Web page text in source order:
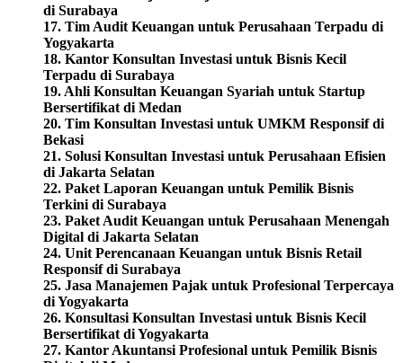
di Surabaya
17. Tim Audit Keuangan untuk Perusahaan Terpadu di
Yogyakarta
18. Kantor Konsultan Investasi untuk Bisnis Kecil
Terpadu di Surabaya
19. Ahli Konsultan Keuangan Syariah untuk Startup
Bersertifikat di Medan
20. Tim Konsultan Investasi untuk UMKM Responsif di
Bekasi
21. Solusi Konsultan Investasi untuk Perusahaan Efisien
di Jakarta Selatan
22. Paket Laporan Keuangan untuk Pemilik Bisnis
Terkini di Surabaya
23. Paket Audit Keuangan untuk Perusahaan Menengah
Digital di Jakarta Selatan
24. Unit Perencanaan Keuangan untuk Bisnis Retail
Responsif di Surabaya
25. Jasa Manajemen Pajak untuk Profesional Terpercaya
di Yogyakarta
26. Konsultasi Konsultan Investasi untuk Bisnis Kecil
Bersertifikat di Yogyakarta
27. Kantor Akuntansi Profesional untuk Pemilik Bisnis